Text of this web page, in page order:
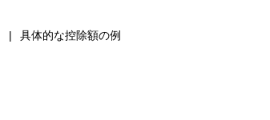
具体的な控除額の例